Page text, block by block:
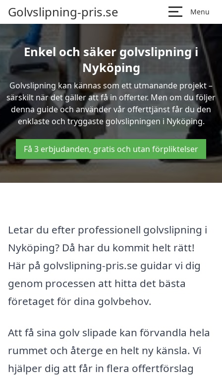
Golvslipning-pris.se Menu
Enkel och säker golvslipning i
Nyköping
Golvslipning kan kännas som ett utmanande projekt –
särskilt när det gäller att få in offerter. Men om du följer
denna guide och använder vår offerttjänst får du den
enklaste och tryggaste golvslipningen i Nyköping.
Få 3 erbjudanden, gratis och utan förpliktelser
Letar du efter professionell golvslipning i
Nyköping? Då har du kommit helt rätt!
Här på golvslipning-pris.se guidar vi dig
genom processen att hitta det bästa
företaget för dina golvbehov.
Att få sina golv slipade kan förvandla hela
rummet och återge en helt ny känsla. Vi
hjälper dig att får in flera offertförslag